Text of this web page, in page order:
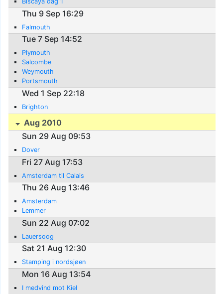
Thu 9 Sep 16:29
Falmouth
Tue 7 Sep 14:52
Plymouth
Salcombe
Weymouth
Portsmouth
Wed 1 Sep 22:18
Brighton
Aug 2010
Sun 29 Aug 09:53
Dover
Fri 27 Aug 17:53
Amsterdam til Calais
Thu 26 Aug 13:46
Amsterdam
Lemmer
Sun 22 Aug 07:02
Lauersoog
Sat 21 Aug 12:30
Stamping i nordsjøen
Mon 16 Aug 13:54
I medvind mot Kiel